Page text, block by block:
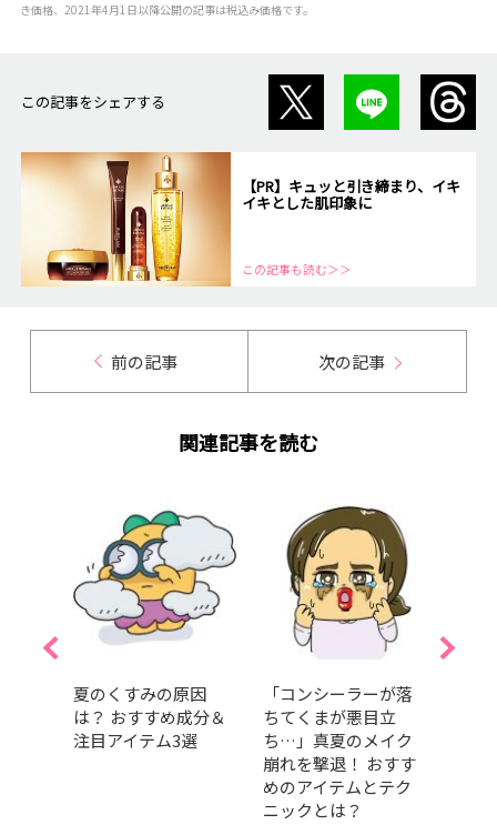
き価格、2021年4月1日以降公開の記事は税込み価格です。
この記事をシェアする
【PR】キュッと引き締まり、イキ
イキとした肌印象に
この記事も読む＞＞
前の記事 次の記事
関連記事を読む
夏のくすみの原因
は？ おすすめ成分＆
注目アイテム3選
「コンシーラーが落
ちてくまが悪目立
ち…」真夏のメイク
崩れを撃退！ おすす
めのアイテムとテク
ニックとは？